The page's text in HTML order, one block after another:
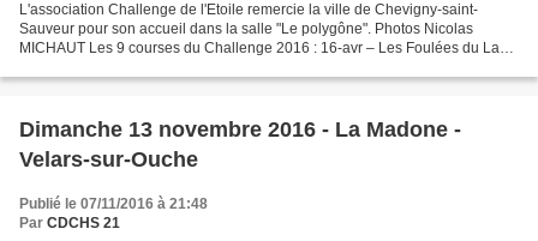
L'association Challenge de l'Etoile remercie la ville de Chevigny-saint-
Sauveur pour son accueil dans la salle "Le polygône". Photos Nicolas
MICHAUT Les 9 courses du Challenge 2016 : 16-avr – Les Foulées du Lac
Dimanche 13 novembre 2016 - La Madone -
Velars-sur-Ouche
Publié le 07/11/2016 à 21:48
Par CDCHS 21